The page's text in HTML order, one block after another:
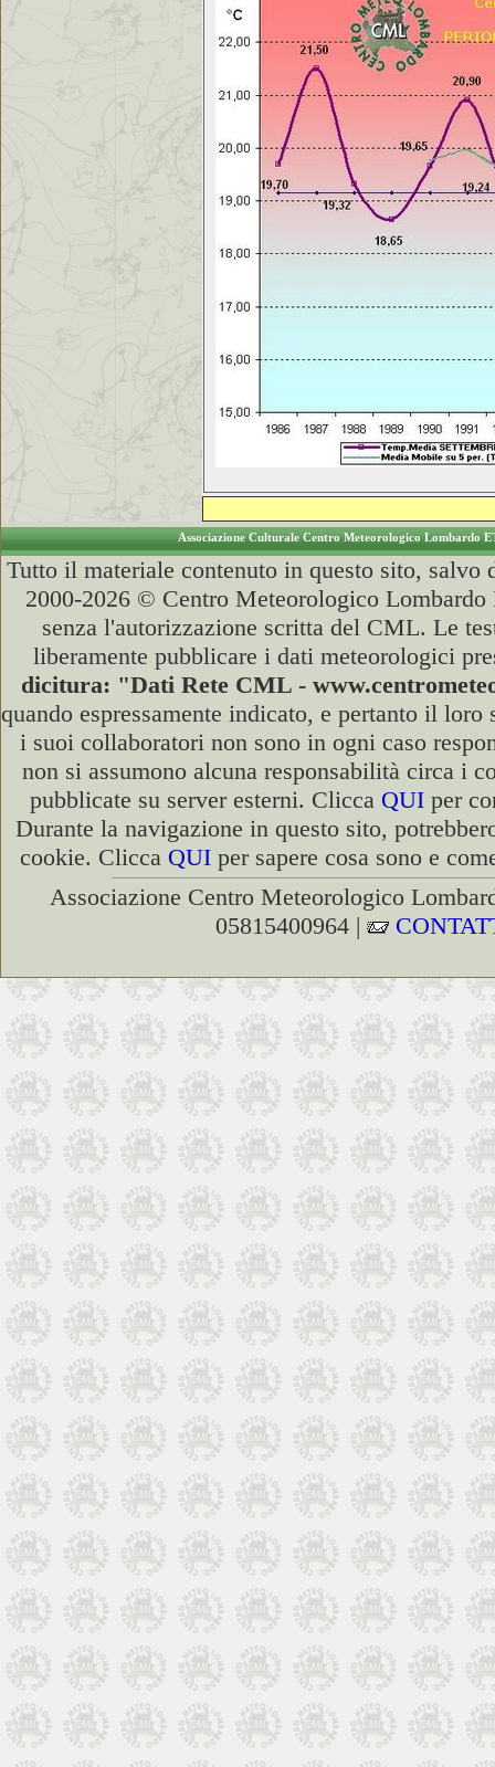
Associazione Culturale Centro Meteorologico Lombardo
Tutto il materiale contenuto in questo sito, salvo
2000-2026 © Centro Meteorologico
senza l'autorizzazione scritta del CML. Le
liberamente pubblicare i dati meteorologici
dicitura: "Dati Rete CML -
quando espressamente indicato, e pertanto il
i suoi collaboratori non sono in ogni caso
non si assumono alcuna responsabilità circa i
pubblicate su server esterni. Clicca QUIper
Durante la navigazione in questo sito,
cookie. Clicca QUI per sapere cosa sono e
Associazione Centro Meteorologico
05815400964 |